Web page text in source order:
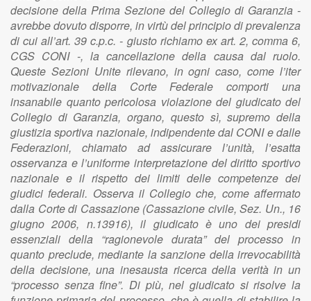
decisione della Prima Sezione del Collegio di Garanzia -
avrebbe dovuto disporre, in virtù del principio di prevalenza
di cui all’art. 39 c.p.c. - giusto richiamo ex art. 2, comma 6,
CGS CONI -, la cancellazione della causa dal ruolo.
Queste Sezioni Unite rilevano, in ogni caso, come l’iter
motivazionale della Corte Federale comporti una
insanabile quanto pericolosa violazione del giudicato del
Collegio di Garanzia, organo, questo sì, supremo della
giustizia sportiva nazionale, indipendente dal CONI e dalle
Federazioni, chiamato ad assicurare l’unità, l’esatta
osservanza e l’uniforme interpretazione del diritto sportivo
nazionale e il rispetto dei limiti delle competenze dei
giudici federali. Osserva il Collegio che, come affermato
dalla Corte di Cassazione (Cassazione civile, Sez. Un., 16
giugno 2006, n.13916), il giudicato è uno dei presidi
essenziali della “ragionevole durata” del processo in
quanto preclude, mediante la sanzione della irrevocabilità
della decisione, una inesausta ricerca della verità in un
“processo senza fine”. Di più, nel giudicato si risolve la